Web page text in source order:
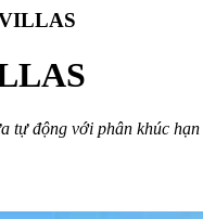
tự động với phân khúc hạn